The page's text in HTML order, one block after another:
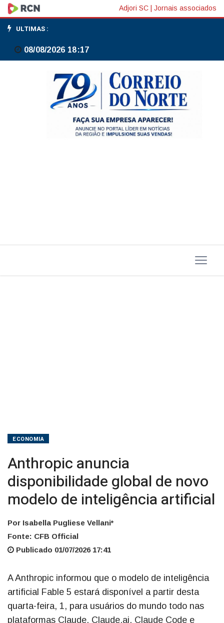
Anthropic
anuncia
disponibilidade
Adjori SC Jornais associados
ULTIMAS :
08/08/2026 18:17
ECONOMIA
Anthropic anuncia
disponibilidade global de novo
modelo de inteligência artificial
Por Isabella Pugliese Vellani*
Fonte: CFB Official
Publicado 01/07/2026 17:41
A Anthropic informou que o modelo de inteligência
artificial Fable 5 estará disponível a partir desta
quarta-feira, 1, para usuários do mundo todo nas
plataformas Claude, Claude.ai, Claude Code e